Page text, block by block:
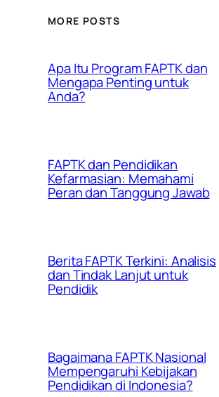
MORE POSTS
Apa Itu Program FAPTK dan
Mengapa Penting untuk
Anda?
FAPTK dan Pendidikan
Kefarmasian: Memahami
Peran dan Tanggung Jawab
Berita FAPTK Terkini: Analisis
dan Tindak Lanjut untuk
Pendidik
Bagaimana FAPTK Nasional
Mempengaruhi Kebijakan
Pendidikan di Indonesia?